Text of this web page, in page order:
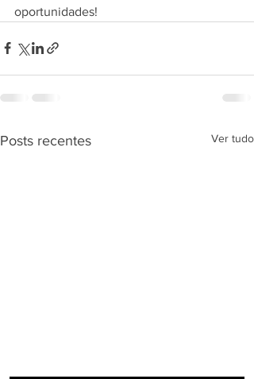
oportunidades!
Posts recentes Ver tudo